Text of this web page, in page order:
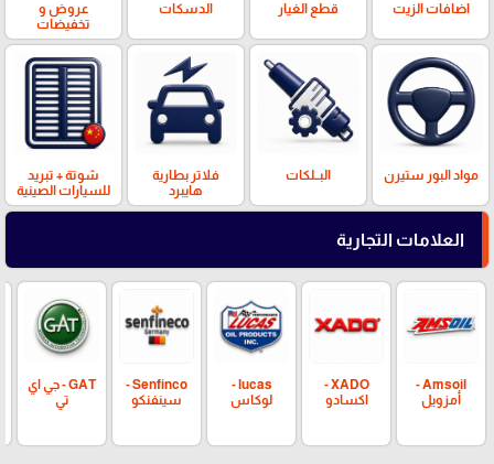
اضافات الزيت قطع الغيار الدسكات
عروض و
تخفيضات
مواد البور ستيرن البــلكات
فلاتر بطارية
هايبرد
شوتة + تبريد
للسيارات الصينية
العلامات التجارية
Amsoil -
أمزويل
XADO -
اكسادو
lucas -
لوكاس
Senfinco -
سينفنكو
GAT - جي اي
تي